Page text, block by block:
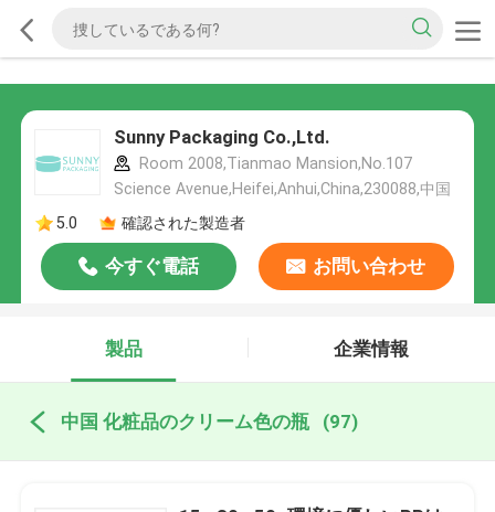
Sunny Packaging Co.,Ltd.
Room 2008,Tianmao Mansion,No.107
Science Avenue,Heifei,Anhui,China,230088,中国
5.0
確認された製造者
今すぐ電話 お問い合わせ
製品 企業情報
中国 化粧品のクリーム色の瓶 (97)